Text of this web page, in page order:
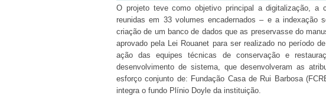
O projeto teve como objetivo principal a digitalização, a
reunidas em 33 volumes encadernados – e a indexação
criação de um banco de dados que as preservasse do
aprovado pela Lei Rouanet para ser realizado no período
ação das equipes técnicas de conservação e
desenvolvimento de sistema, que desenvolveram as
esforço conjunto de: Fundação Casa de Rui Barbosa
integra o fundo Plínio Doyle da instituição.